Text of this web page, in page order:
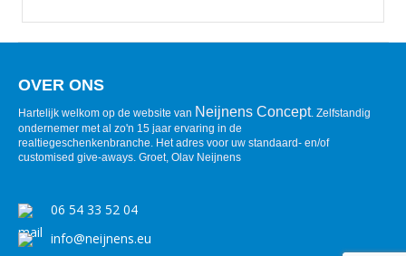
OVER ONS
Hartelijk welkom op de website van Neijnens Concept. Zelfstandig
ondernemer met al zo'n 15 jaar ervaring in de
realtiegeschenkenbranche. Het adres voor uw standaard- en/of
customised give-aways. Groet, Olav Neijnens
06 54 33 52 04
info@neijnens.eu